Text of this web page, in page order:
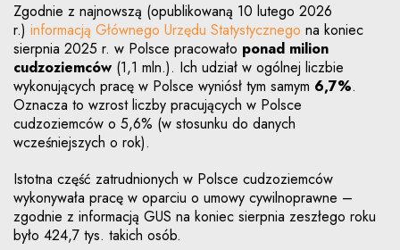
Zgodnie z najnowszą (opublikowaną 10 lutego 2026
r.) informacją Głównego Urzędu Statystycznego na koniec
sierpnia 2025 r. w Polsce pracowało ponad milion
cudzoziemców (1,1 mln.). Ich udział w ogólnej liczbie
wykonujących pracę w Polsce wyniósł tym samym 6,7%.
Oznacza to wzrost liczby pracujących w Polsce
cudzoziemców o 5,6% (w stosunku do danych
wcześniejszych o rok).
Istotna część zatrudnionych w Polsce cudzoziemców
wykonywała pracę w oparciu o umowy cywilnoprawne –
zgodnie z informacją GUS na koniec sierpnia zeszłego roku
było 424,7 tys. takich osób.